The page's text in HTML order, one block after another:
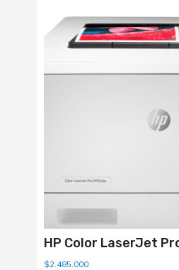
HP Color LaserJet
$2.485.000